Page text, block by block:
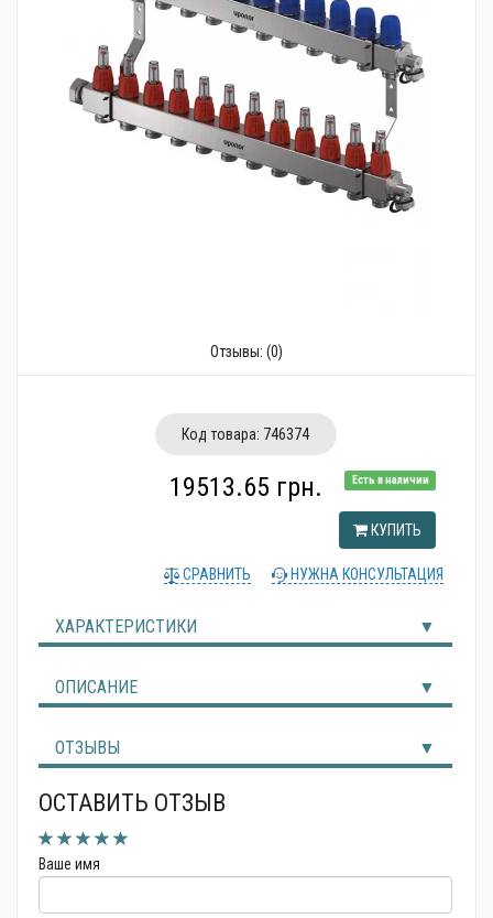
Отзывы: (0)
Код товара: 746374
Есть в наличии
19513.65 грн.
КУПИТЬ
СРАВНИТЬ НУЖНА КОНСУЛЬТАЦИЯ
ХАРАКТЕРИСТИКИ
ОПИСАНИЕ
ОТЗЫВЫ
ОСТАВИТЬ ОТЗЫВ
Ваше имя
Трубопроводная арматура
Сантехника
Канализация
Стабилизаторы, аккумуляторы, генераторы